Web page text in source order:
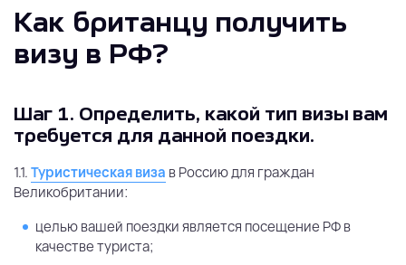
Как британцу получить
визу в РФ?
Шаг 1. Определить, какой тип визы вам
требуется для данной поездки.
1.1.Туристическая виза в Россию для граждан
Великобритании:
целью вашей поездки является посещение РФ в
качестве туриста;